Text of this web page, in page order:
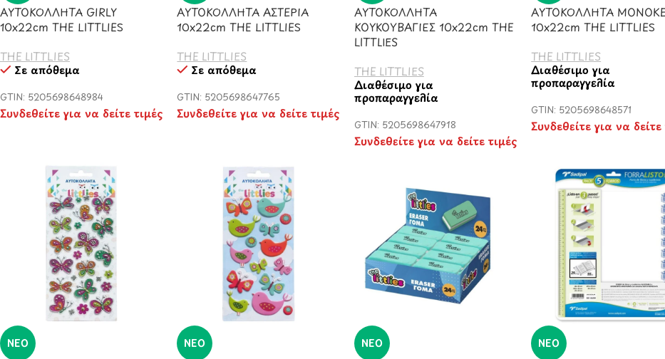
ΑΥΤΟΚΟΛΛΗΤΑ GIRLY
10x22cm THE LITTLIES
THE LITTLIES
Σε απόθεμα
GTIN: 5205698648984
Συνδεθείτε για να δείτε τιμές
ΑΥΤΟΚΟΛΛΗΤΑ ΑΣΤΕΡΙΑ
10x22cm THE LITTLIES
THE LITTLIES
Σε απόθεμα
GTIN: 5205698647765
Συνδεθείτε για να δείτε τιμές
ΑΥΤΟΚΟΛΛΗΤΑ
ΚΟΥΚΟΥΒΑΓΙΕΣ 10x22cm THE
LITTLIES
THE LITTLIES
Διαθέσιμο για
προπαραγγελία
GTIN: 5205698647918
Συνδεθείτε για να δείτε τιμές
ΑΥΤΟΚΟΛΛΗΤΑ
10x22cm THE LITTLIES
THE LITTLIES
Διαθέσιμο για
προπαραγγελία
GTIN: 5205698648571
Συνδεθείτε για να δείτε
ΝΈΟ ΝΈΟ ΝΈΟ ΝΈΟ